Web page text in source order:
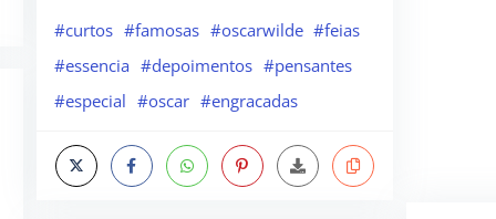
#curtos #famosas #oscarwilde #feias
#essencia #depoimentos #pensantes
#especial #oscar #engracadas